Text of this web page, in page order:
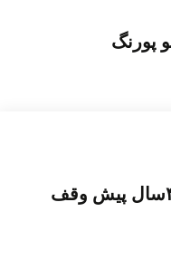
پورنگ
کلانتری: دامنه کوه دماوند ۴۰۰سال پیش وقف